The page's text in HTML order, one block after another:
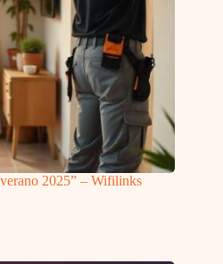
2025” – Wifilinks